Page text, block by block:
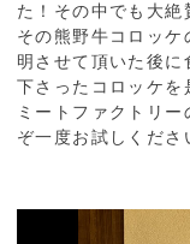
た！その中でも大絶
その熊野牛コロッケ
明させて頂いた後に
下さったコロッケを
ミートファクトリ
ぞ一度お試しくださ